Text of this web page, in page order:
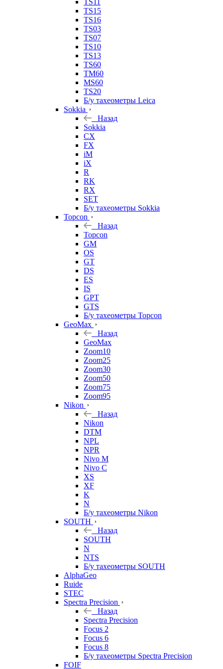
TS11
TS15
TS16
TS03
TS07
TS10
TS13
TS60
TM60
MS60
TS20
Б/у тахеометры Leica
Sokkia
Назад
Sokkia
CX
FX
iM
iX
R
RK
RX
SET
Б/у тахеометры Sokkia
Topcon
Назад
Topcon
GM
OS
GT
DS
ES
IS
GPT
GTS
Б/у тахеометры Topcon
GeoMax
Назад
GeoMax
Zoom10
Zoom25
Zoom30
Zoom50
Zoom75
Zoom95
Nikon
Назад
Nikon
DTM
NPL
NPR
Nivo M
Nivo C
XS
XF
K
N
Б/у тахеометры Nikon
SOUTH
Назад
SOUTH
N
NTS
Б/у тахеометры SOUTH
AlphaGeo
Ruide
STEC
Spectra Precision
Назад
Spectra Precision
Focus 2
Focus 6
Focus 8
Б/у тахеометры Spectra Precision
FOIF